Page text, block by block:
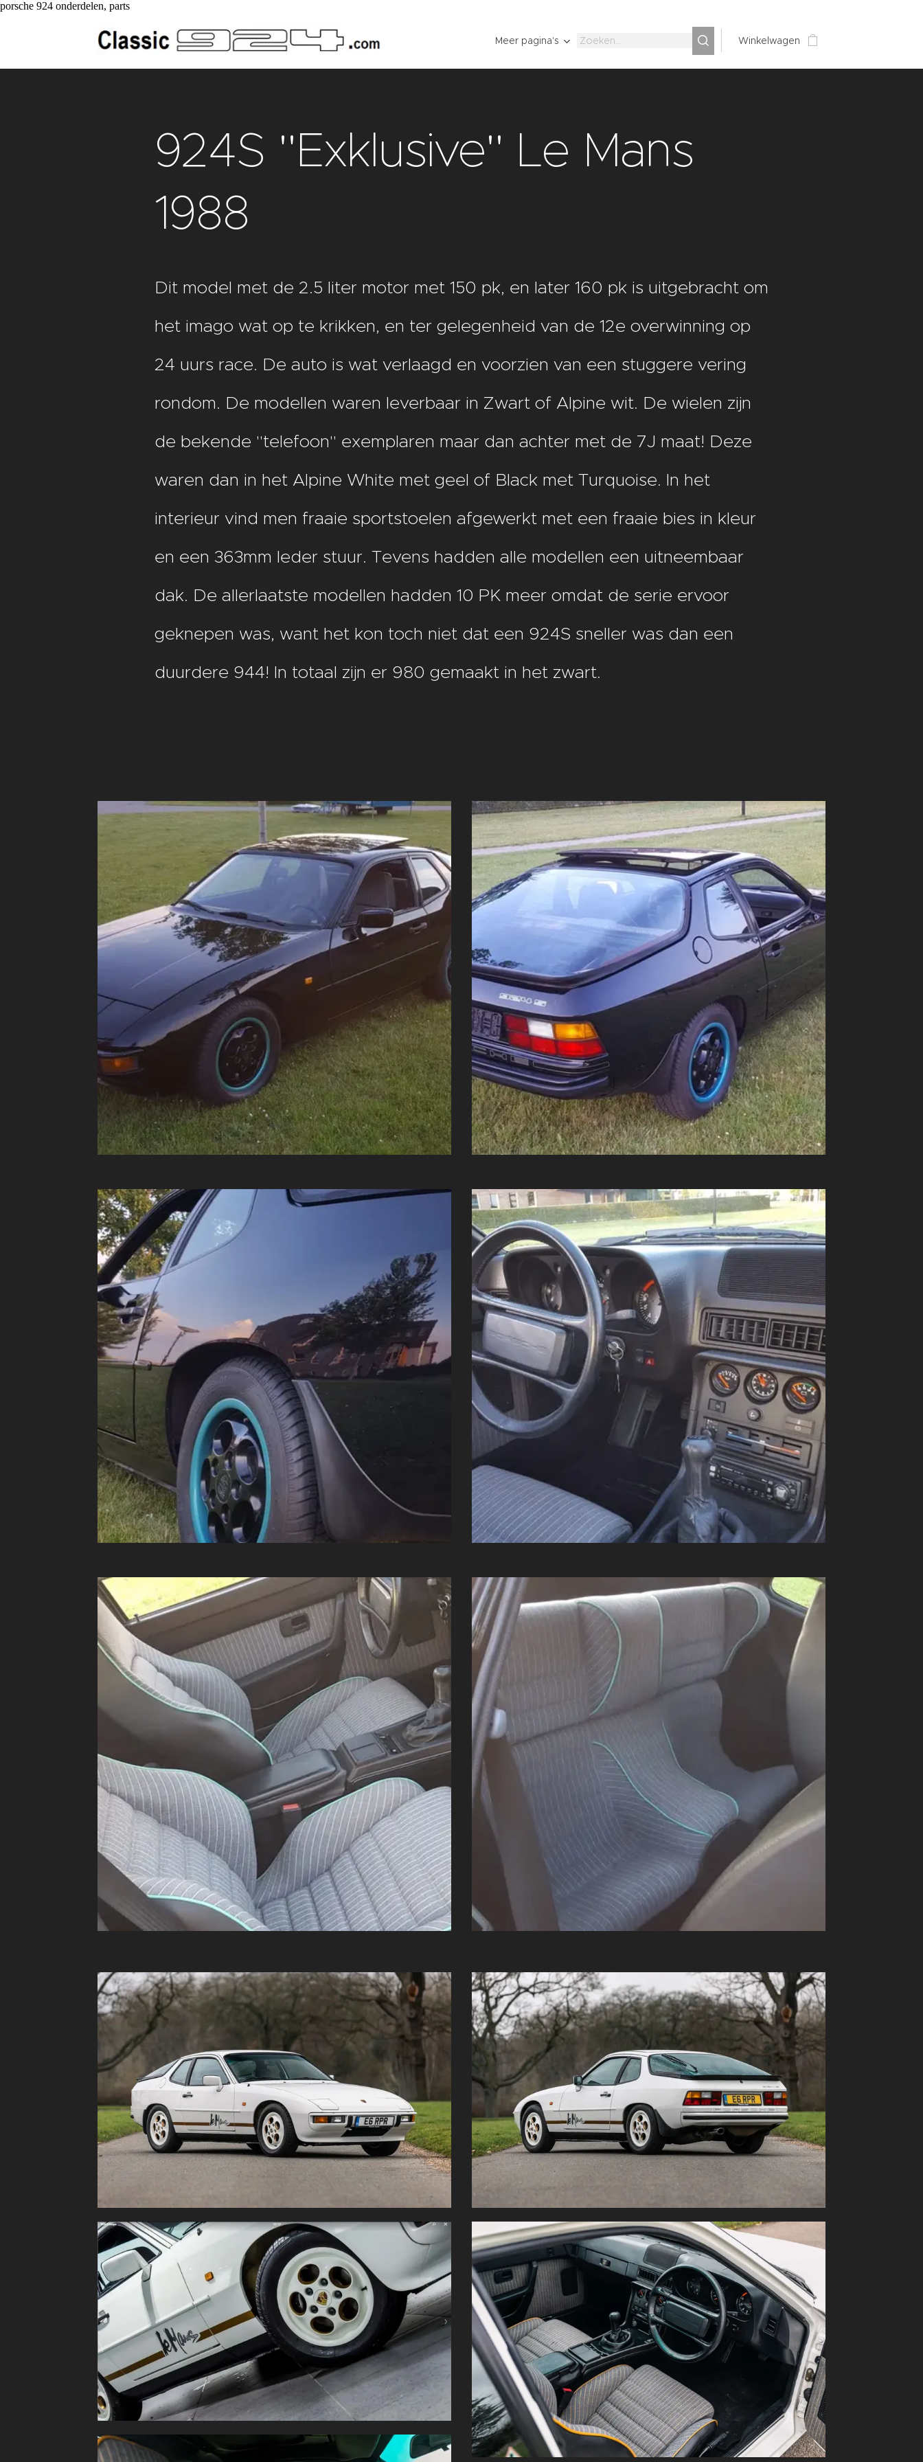
porsche 924 onderdelen, parts
Meer pagina's Winkelwagen
924S "Exklusive" Le Mans
1988
Dit model met de 2.5 liter motor met 150 pk, en later 160 pk is uitgebracht om
het imago wat op te krikken, en ter gelegenheid van de 12e overwinning op
24 uurs race. De auto is wat verlaagd en voorzien van een stuggere vering
rondom. De modellen waren leverbaar in Zwart of Alpine wit. De wielen zijn
de bekende "telefoon" exemplaren maar dan achter met de 7J maat! Deze
waren dan in het Alpine White met geel of Black met Turquoise. In het
interieur vind men fraaie sportstoelen afgewerkt met een fraaie bies in kleur
en een 363mm leder stuur. Tevens hadden alle modellen een uitneembaar
dak. De allerlaatste modellen hadden 10 PK meer omdat de serie ervoor
geknepen was, want het kon toch niet dat een 924S sneller was dan een
duurdere 944! In totaal zijn er 980 gemaakt in het zwart.